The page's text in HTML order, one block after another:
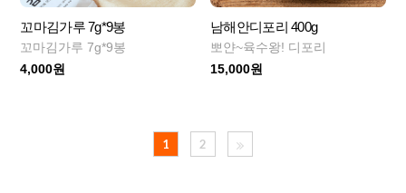
꼬마김가루 7g*9봉
꼬마김가루 7g*9봉
4,000원
남해안디포리 400g
뽀얀~육수왕! 디포리
15,000원
1 2